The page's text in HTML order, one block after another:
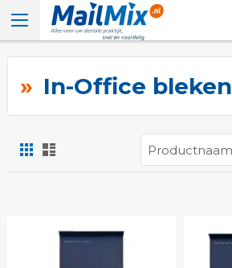
In-Office bleken
Foto-
tabel